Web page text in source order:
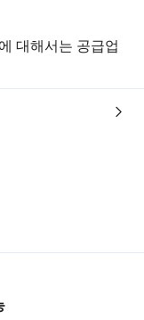
대해서는 공급업
반품 포함.